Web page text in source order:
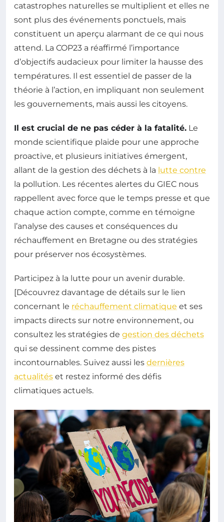
catastrophes naturelles se multiplient et elles ne
sont plus des événements ponctuels, mais
constituent un aperçu alarmant de ce qui nous
attend. La COP23 a réaffirmé l’importance
d’objectifs audacieux pour limiter la hausse des
températures. Il est essentiel de passer de la
théorie à l’action, en impliquant non seulement
les gouvernements, mais aussi les citoyens.
Il est crucial de ne pas céder à la fatalité. Le
monde scientifique plaide pour une approche
proactive, et plusieurs initiatives émergent,
allant de la gestion des déchets à la lutte contre
la pollution. Les récentes alertes du GIEC nous
rappellent avec force que le temps presse et que
chaque action compte, comme en témoigne
l’analyse des causes et conséquences du
réchauffement en Bretagne ou des stratégies
pour préserver nos écosystèmes.
Participez à la lutte pour un avenir durable.
[Découvrez davantage de détails sur le lien
concernant le réchauffement climatique et ses
impacts directs sur notre environnement, ou
consultez les stratégies de gestion des déchets
qui se dessinent comme des pistes
incontournables. Suivez aussi les dernières
actualités et restez informé des défis
climatiques actuels.